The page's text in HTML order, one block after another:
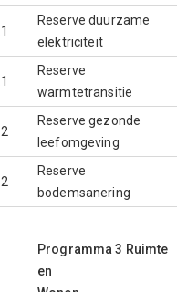
Reserve duurzame
elektriciteit
Reserve
warmtetransitie
Reserve gezonde
leefomgeving
Reserve
bodemsanering
Programma 3 Ruimte
en